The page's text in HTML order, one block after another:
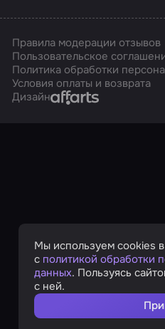
Правила модерации отзывов
Пользовательское
Политика обработки
Условия оплаты и возврата
ДизайнAffarts
Мы используем cookies в
с политикой обработки
данных. Пользуясь
с ней.